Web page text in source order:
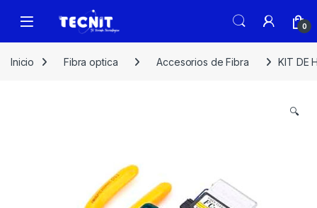
0
Inicio Fibra optica Accesorios de Fibra KIT DE
🔍